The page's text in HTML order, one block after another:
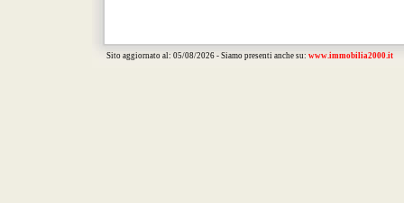
Sito aggiornato al: 05/08/2026 - Siamo presenti anche su: www.immobilia2000.it